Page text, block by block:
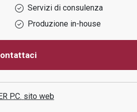
Servizi di consulenza
Produzione in-house
P.C. sito web